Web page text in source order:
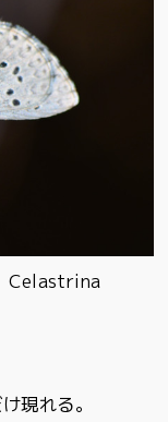
Celastrina
現れる。